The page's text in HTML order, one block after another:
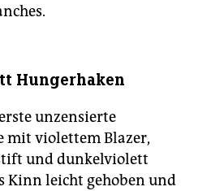
Hungerhaken
unzensierte
mit violettem Blazer,
und dunkelviolett
Kinn leicht gehoben und